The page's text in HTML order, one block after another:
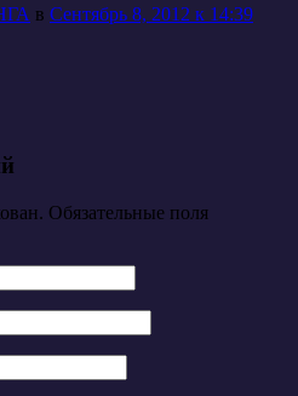
в Сентябрь 8, 2012 к 14:39
Обязательные поля